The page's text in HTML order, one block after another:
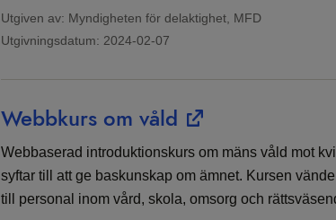
Utgiven av: Myndigheten för delaktighet, MFD
Utgivningsdatum: 2024-02-07
Webbkurs om våld
Webbaserad introduktionskurs om mäns våld mot
syftar till att ge baskunskap om ämnet. Kursen
till personal inom vård, skola, omsorg och